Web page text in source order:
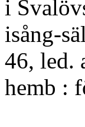
i
isång-
46, led.
hemb :